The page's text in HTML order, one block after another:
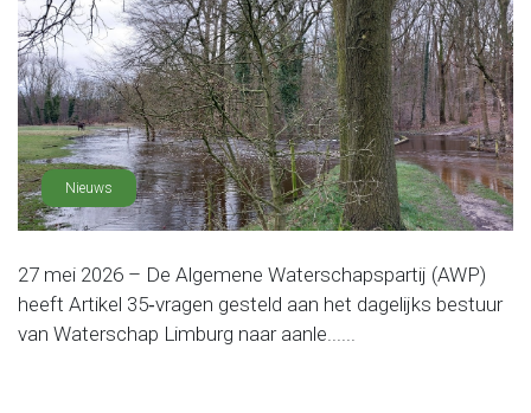
Nieuws
27 mei 2026 – De Algemene Waterschapspartij (AWP)
heeft Artikel 35‑vragen gesteld aan het dagelijks bestuur
van Waterschap Limburg naar aanle......